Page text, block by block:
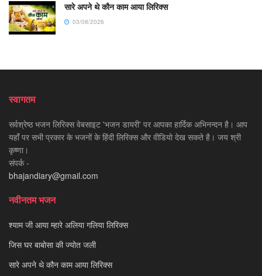
सारे अपने थे कौन काम आया लिरिक्स
03/08/2026
स्वागतम
सर्वश्रेष्ठ भजन लिरिक्स वेबसाइट 'भजन डायरी' पर आपका हार्दिक अभिनन्दन है। आप
यहाँ पर सभी प्रकार के भजनों के हिंदी लिरिक्स और वीडियो देख सकते है। जय श्री
कृष्णा।
संपर्क -
bhajandiary@gmail.com
नवीनतम भजन
श्याम जी आया म्हारे अलिया गलिया लिरिक्स
जिस घर बाबोसा की ज्योत जली
सारे अपने थे कौन काम आया लिरिक्स